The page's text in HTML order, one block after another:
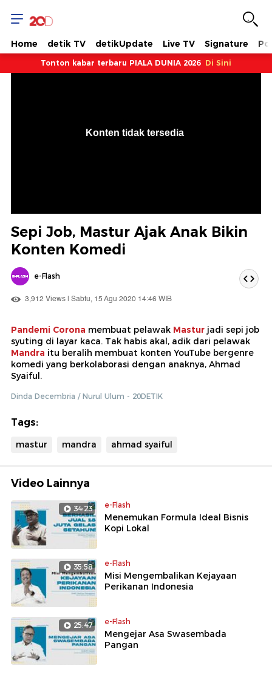
Home detik TV detikUpdate Live TV Signature
Tonton kabar terbaru PIALA DUNIA 2026 Di Sini
Konten tidak tersedia
Sepi Job, Mastur Ajak Anak Bikin
Konten Komedi
e-Flash
3,912 Views | Sabtu, 15 Agu 2020 14:46 WIB
Pandemi Corona membuat pelawak Mastur jadi sepi job
syuting di layar kaca. Tak habis akal, adik dari pelawak
Mandra itu beralih membuat konten YouTube bergenre
komedi yang berkolaborasi dengan anaknya, Ahmad
Syaiful.
Dinda Decembria / Nurul Ulum - 20DETIK
Tags:
mastur mandra ahmad syaiful
Video Lainnya
34:23 e-Flash
Menemukan Formula Ideal Bisnis
Kopi Lokal
35:58 e-Flash
Misi Mengembalikan Kejayaan
Perikanan Indonesia
25:47 e-Flash
Mengejar Asa Swasembada
Pangan